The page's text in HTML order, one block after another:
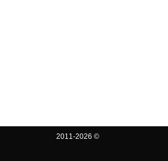
2011-2026 ©